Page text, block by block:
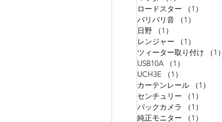
ロードスター
（1）
バリバリ音
（1）
日野
（1）
レンジャー
（1）
ツィーター取り付け
（1
USB10A
（1）
UCH3E
（1）
カーテンレール
（1）
センチュリー
（1）
バックカメラ
（1）
純正モニター
（1）